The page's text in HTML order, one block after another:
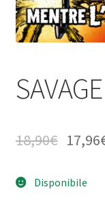
18,90€ 17,96
Disponibile